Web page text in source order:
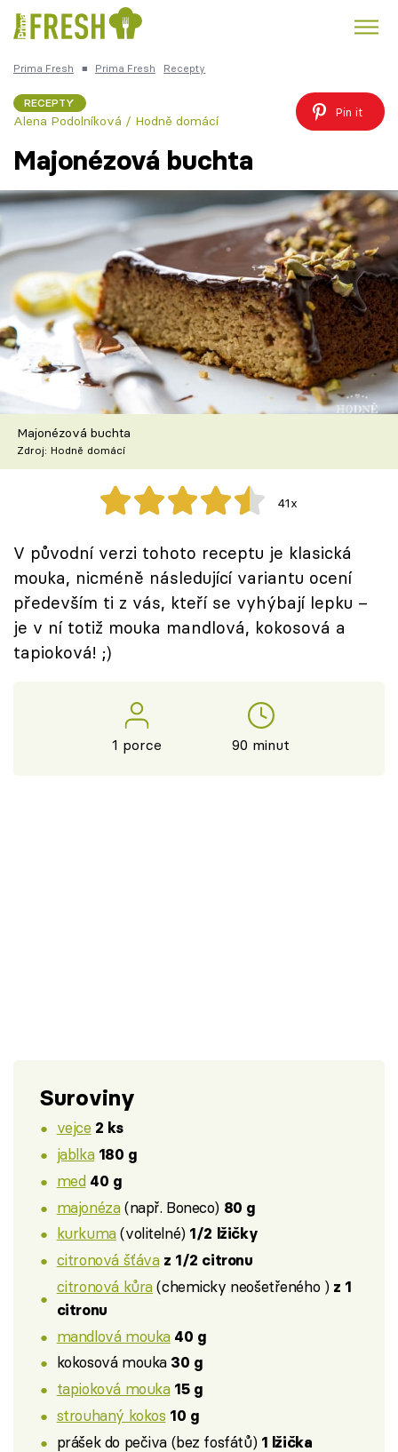
Česká kuchyně Čokoláda
Témata
Recepty
Články
TV Program
Škola vaření
Recepty z TV
Speciál: Cuketa
Těhotnej kuchař
Sledujte prima+
Přihlášení
Prima Fresh ■ Prima Fresh Recepty
RECEPTY
Alena Podolníková / Hodně domácí
Pin it
Majonézová buchta
Majonézová buchta
Zdroj: Hodně domácí
41x
V původní verzi tohoto receptu je klasická
mouka, nicméně následující variantu ocení
především ti z vás, kteří se vyhýbají lepku –
je v ní totiž mouka mandlová, kokosová a
tapioková! ;)
1 porce 90 minut
Suroviny
vejce 2 ks
jablka 180 g
med 40 g
majonéza(např. Boneco) 80 g
kurkuma(volitelné) 1/2 lžičky
citronová šťáva z 1/2 citronu
citronová kůra(chemicky neošetřeného ) z 1
citronu
mandlová mouka 40 g
kokosová mouka 30 g
tapioková mouka 15 g
strouhaný kokos 10 g
prášek do pečiva (bez fosfátů) 1 lžička